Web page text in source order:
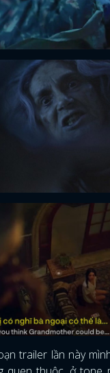
trailer lần này